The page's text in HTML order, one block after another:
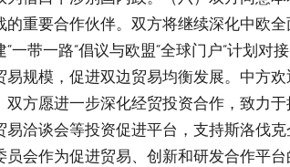
重要合作伙伴。双方将继续深化中欧
带一路”倡议与欧盟“全球门户”计划对
规模，促进双边贸易均衡发展。中方
方愿进一步深化经贸投资合作，致力
洽谈会等投资促进平台，支持斯洛伐
会作为促进贸易、创新和研发合作平